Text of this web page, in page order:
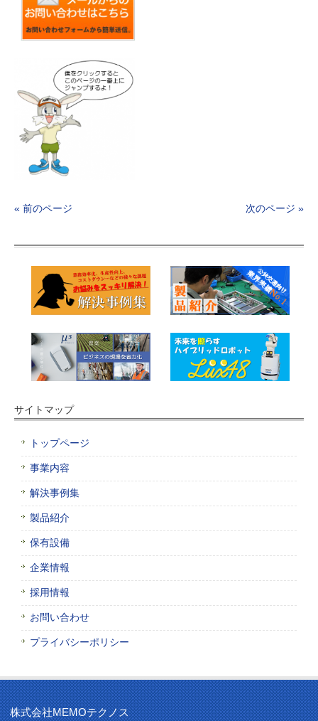
« 前のページ 次のページ »
サイトマップ
トップページ
事業内容
解決事例集
製品紹介
保有設備
企業情報
採用情報
お問い合わせ
プライバシーポリシー
株式会社MEMOテクノス